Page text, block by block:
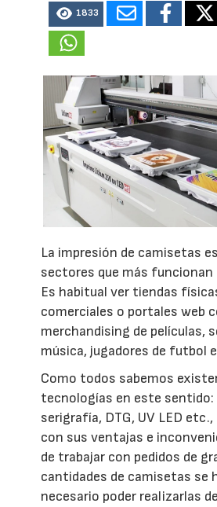
1833
La impresión de camisetas
sectores que más funcionan
Es habitual ver tiendas
comerciales o portales web
merchandising de películas,
música, jugadores de futbol
Como todos sabemos
tecnologías en este sentido:
serigrafía, DTG, UV LED etc.,
con sus ventajas e
de trabajar con pedidos de
cantidades de camisetas se
necesario poder realizarlas